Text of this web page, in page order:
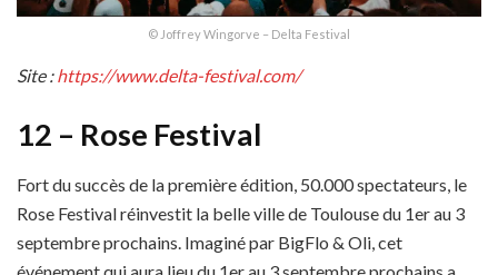
© Joffrey Wingorve – Delta Festival
Site :https://www.delta-festival.com/
12 – Rose Festival
Fort du succès de la première édition, 50.000 spectateurs, le
Rose Festival réinvestit la belle ville de Toulouse du 1er au 3
septembre prochains. Imaginé par BigFlo & Oli, cet